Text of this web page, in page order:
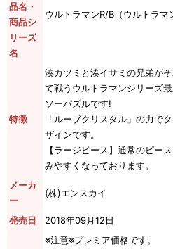
品名・
商品シ
リーズ
名
ウルトラマンR/B（ウルトラマ
特徴
湊カツミと湊イサミの兄弟が
て戦うウルトラマンシリーズ
ソーパズルです!
「ルーブクリスタル」の力で
ザインです。
【ラージピース】通常のピー
みやすくなっております。
メーカ
ー
(株)エンスカイ
発売日 2018年09月12日
※注意※プレミア価格です。